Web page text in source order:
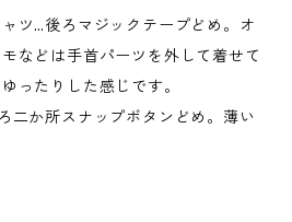
ツ…後ろマジックテープどめ。オ
などは手首パーツを外して着せて
ったりした感じです。
二か所スナップボタンどめ。薄い